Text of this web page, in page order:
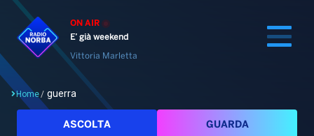
ON AIR
E’ già weekend
Vittoria Marletta
Home/ guerra
ASCOLTA GUARDA